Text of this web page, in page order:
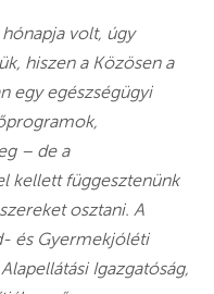
volt, úgy
hiszen a Közösen a
egy egészségügyi
– de a
kellett függesztenünk
osztani. A
és Gyermekjóléti
Igazgatóság,